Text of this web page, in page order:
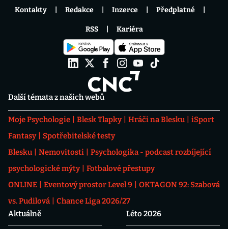
Další témata z našich webů
Moje Psychologie Blesk Tlapky Hráči na Blesku
iSport
Fantasy
Spotřebitelské testy
Blesku
Nemovitosti
Psychologika - podcast rozbíjející
psychologické mýty
Fotbalové přestupy
ONLINE
Eventový prostor Level 9
OKTAGON 92: Szabová
vs. Pudilová
Chance Liga 2026/27
Aktuálně
Léto 2026
Kontakty Redakce Inzerce Předplatné
RSS Kariéra